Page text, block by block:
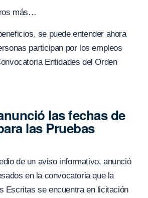
más…
se puede entender ahora
participan por los empleos
Entidades del Orden
las fechas de
las Pruebas
de un aviso informativo, anunció
en la convocatoria que la
Escritas se encuentra en licitación